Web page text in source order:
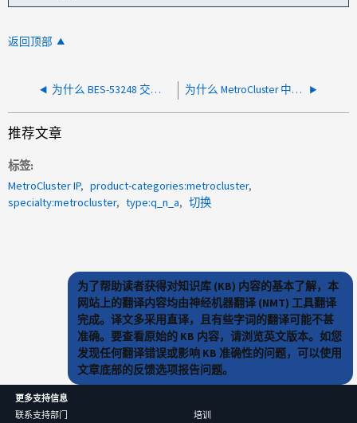
返回顶部
为什么 BES-53248 交换机在其服务端口上提供 2 个 MAC 地址？ 为什么 MetroCluster 中的磁盘情况不会与报告故障的节点链接？
推荐文章
标签
MetroCluster IP
product-categories:metrocluster
specialty:metrocluster
type:q_n_a 切换
为了帮助读者获得对知识库 (KB) 内容的基本了解，本
网站上的翻译内容均由神经机器翻译 (NMT) 工具翻译
完成。译文多采用直译，且有些字词的翻译可能不甚
准确。要查看原始的 KB 内容，请浏览英文版本。如您
发现任何翻译错误或影响 KB 准确性的问题，可以使用
文章底部的反馈选项报告问题。
更多支持信息
联系支持部门
培训